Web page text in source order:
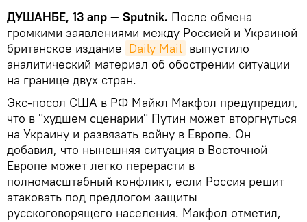
ДУШАНБЕ, 13 апр — Sputnik. После обмена
громкими заявлениями между Россией и Украиной
британское издание Daily Mail выпустило
аналитический материал об обострении ситуации
на границе двух стран.
Экс-посол США в РФ Майкл Макфол предупредил,
что в "худшем сценарии" Путин может вторгнуться
на Украину и развязать войну в Европе. Он
добавил, что нынешняя ситуация в Восточной
Европе может легко перерасти в
полномасштабный конфликт, если Россия решит
атаковать под предлогом защиты
русскоговорящего населения. Макфол отметил,